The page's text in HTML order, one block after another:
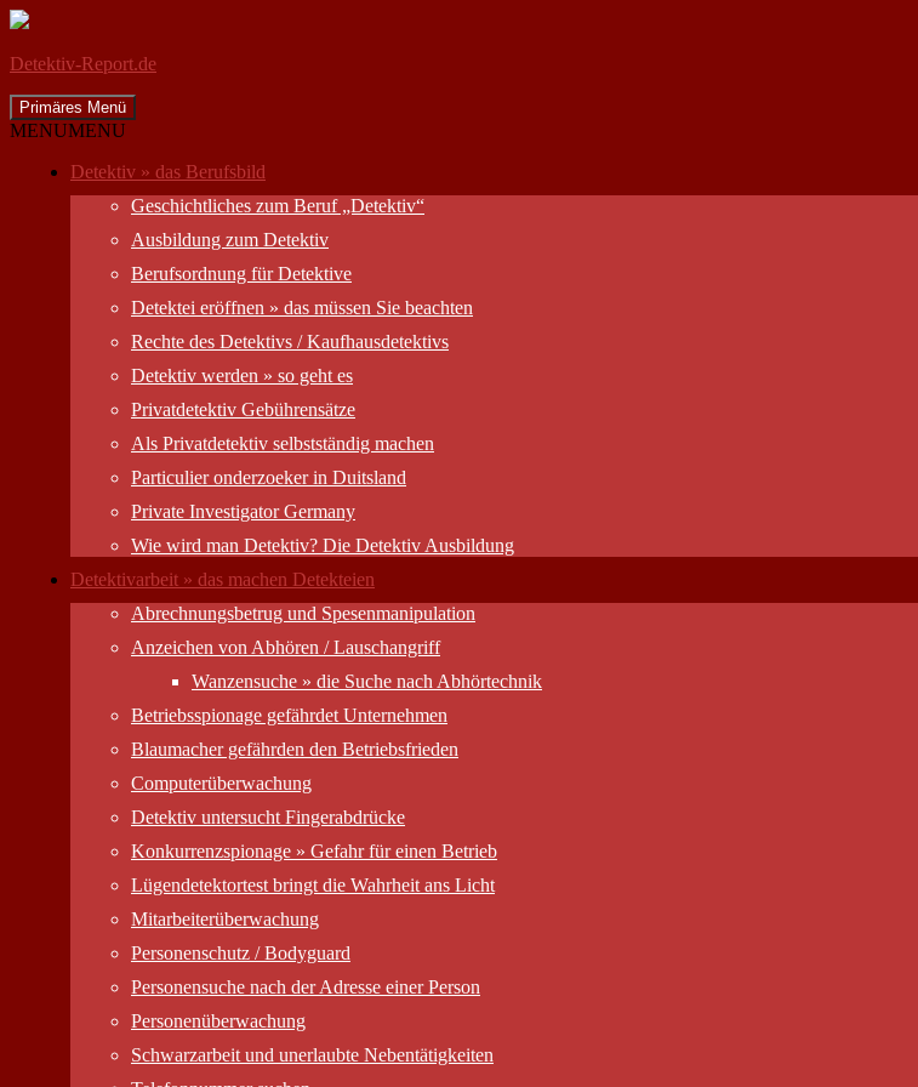
Detektiv-Report.de
Suchen
Primäres Menü
Inhalt
MENUMENU
Detektiv » das Berufsbild
Geschichtliches zum Beruf „Detektiv“
Ausbildung zum Detektiv
Berufsordnung für Detektive
Detektei eröffnen » das müssen Sie beachten
Rechte des Detektivs / Kaufhausdetektivs
Detektiv werden » so geht es
Privatdetektiv Gebührensätze
Als Privatdetektiv selbstständig machen
Particulier onderzoeker in Duitsland
Private Investigator Germany
Wie wird man Detektiv? Die Detektiv Ausbildung
Detektivarbeit » das machen Detekteien
Abrechnungsbetrug und Spesenmanipulation
Anzeichen von Abhören / Lauschangriff
Wanzensuche » die Suche nach Abhörtechnik
Betriebsspionage gefährdet Unternehmen
Blaumacher gefährden den Betriebsfrieden
Computer­überwachung
Detektiv untersucht Fingerabdrücke
Konkurrenzspionage » Gefahr für einen Betrieb
Lügendetektortest bringt die Wahrheit ans Licht
Mitarbeiter­überwachung
Personenschutz / Bodyguard
Personensuche nach der Adresse einer Person
Personen­überwachung
Schwarzarbeit und unerlaubte Nebentätigkeiten